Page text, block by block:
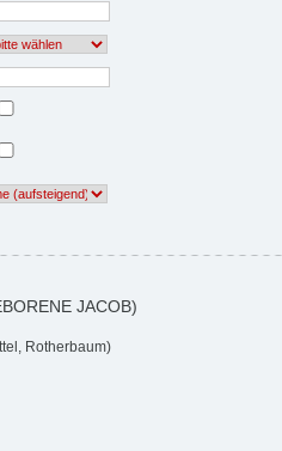
JACOB)
Rotherbaum)